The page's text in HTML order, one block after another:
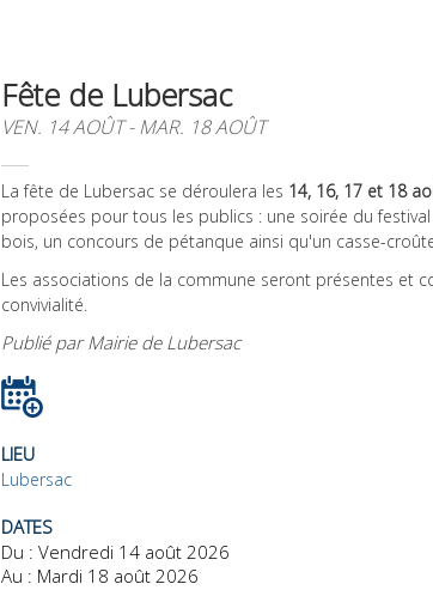
Fête de Lubersac
VEN. 14 AOÛT - MAR. 18 AOÛT
La fête de Lubersac se déroulera les 14, 16, 17 et 18
proposées pour tous les publics : une soirée du
bois, un concours de pétanque ainsi qu'un casse-
Les associations de la commune seront présentes et
convivialité.
Publié par Mairie de Lubersac
LIEU
Lubersac
DATES
Du : Vendredi 14 août 2026
Au : Mardi 18 août 2026